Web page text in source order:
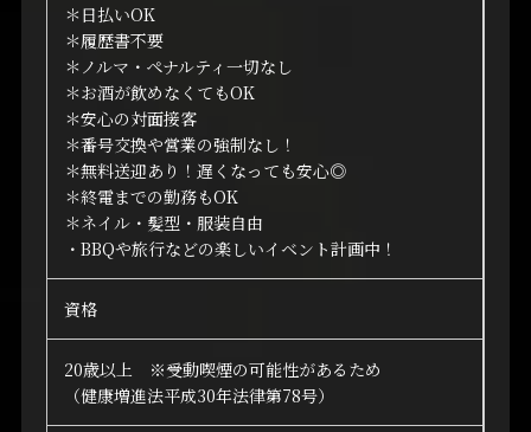
＊日払いOK
＊履歴書不要
＊ノルマ・ペナルティ一切なし
＊お酒が飲めなくてもOK
＊安心の対面接客
＊番号交換や営業の強制なし！
＊無料送迎あり！遅くなっても安心◎
＊終電までの勤務もOK
＊ネイル・髪型・服装自由
・BBQや旅行などの楽しいイベント計画中！
資格
20歳以上 ※受動喫煙の可能性があるため
（健康増進法平成30年法律第78号）